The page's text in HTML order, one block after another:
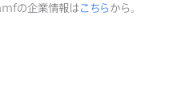
の​企業情報はこちらから。